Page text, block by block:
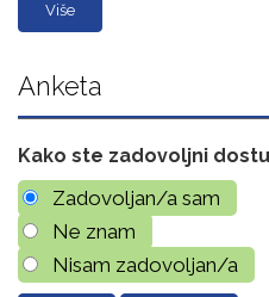
Više
Anketa
Kako ste zadovoljni
Zadovoljan/a sam
Ne znam
Nisam zadovoljan/a